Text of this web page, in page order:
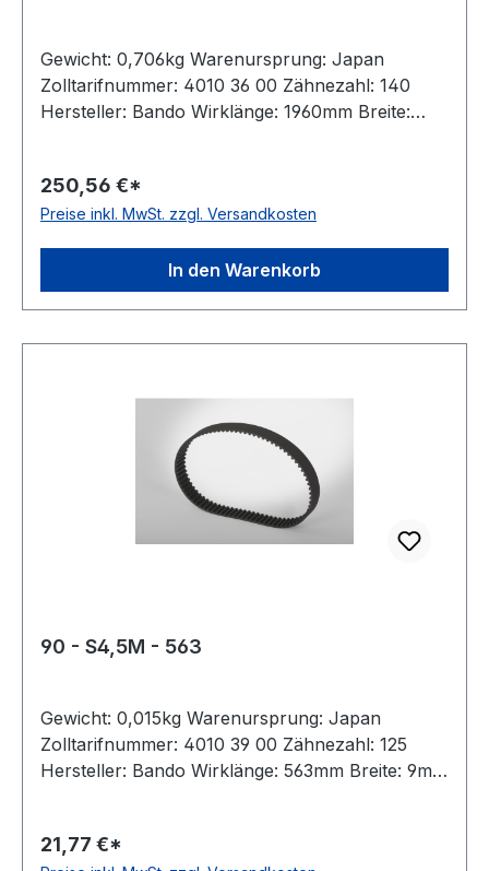
Gewicht: 0,706kg Warenursprung: Japan
Zolltarifnummer: 4010 36 00 Zähnezahl: 140
Hersteller: Bando Wirklänge: 1960mm Breite:
Norm: auf Anfrage antistatisch: ja
250,56 €*
Preise inkl. MwSt. zzgl. Versandkosten
In den Warenkorb
90 - S4,5M - 563
Gewicht: 0,015kg Warenursprung: Japan
Zolltarifnummer: 4010 39 00 Zähnezahl: 125
Hersteller: Bando Wirklänge: 563mm Breite: 9mm
auf Anfrage antistatisch: ja
21,77 €*